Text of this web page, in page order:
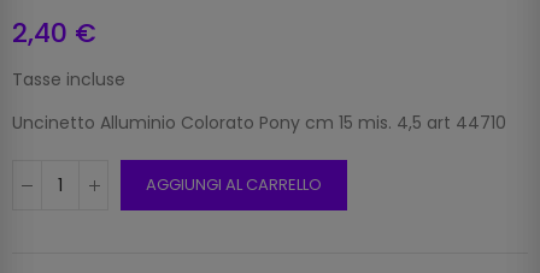
2,40 €
Tasse incluse
Uncinetto Alluminio Colorato Pony cm 15 mis. 4,5 art 44710
AGGIUNGI AL CARRELLO